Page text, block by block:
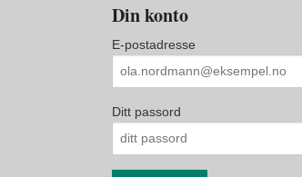
Din konto
E-postadresse
Ditt passord